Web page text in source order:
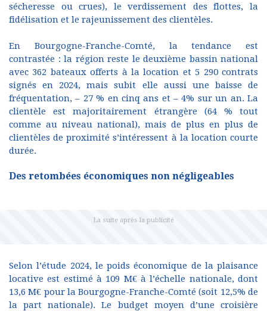
sécheresse ou crues), le verdissement des flottes, la
fidélisation et le rajeunissement des clientèles.
En Bourgogne-Franche-Comté, la tendance est
contrastée : la région reste le deuxième bassin national
avec 362 bateaux offerts à la location et 5 290 contrats
signés en 2024, mais subit elle aussi une baisse de
fréquentation, – 27 % en cinq ans et – 4% sur un an. La
clientèle est majoritairement étrangère (64 % tout
comme au niveau national), mais de plus en plus de
clientèles de proximité s’intéressent à la location courte
durée.
Des retombées économiques non négligeables
Selon l’étude 2024, le poids économique de la plaisance
locative est estimé à 109 M€ à l’échelle nationale, dont
13,6 M€ pour la Bourgogne-Franche-Comté (soit 12,5% de
la part nationale). Le budget moyen d’une croisière